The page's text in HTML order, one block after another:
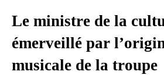
Le ministre de la
émerveillé par
musicale de la troupe